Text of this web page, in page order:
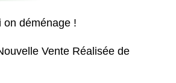
on déménage !
Vente Réalisée de